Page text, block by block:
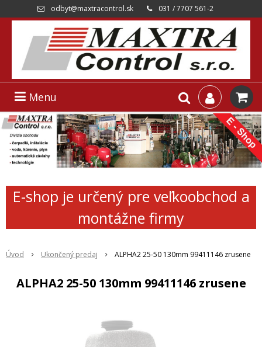
odbyt@maxtracontrol.sk 031 / 7707 561-2
Menu
E-shop je určený pre veľkoobchod a
montážne firmy
Úvod Ukončený predaj ALPHA2 25-50 130mm 99411146 zrusene
ALPHA2 25-50 130mm 99411146 zrusene